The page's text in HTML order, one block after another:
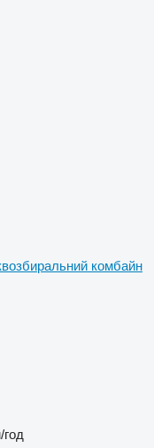
комбайн
год